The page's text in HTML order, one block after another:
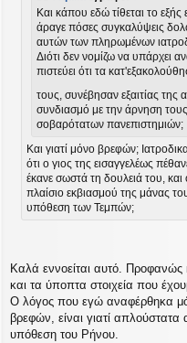
Και κάπου εδώ τίθεται το
άραγε πόσες συγκαλύψεις
αυτών των πληρωμένων
Διότι δεν νομίζω να υπάρχει
πιστεύει ότι τα
τους, συνέβησαν εξαιτίας της
συνδιασμό με την άρνηση
σοβαρότατων πανεπιστημιών;
Και γιατί μόνο βρεφών;
ότι ο γιος της εισαγγελέως
έκανε σωστά τη δουλειά του,
πλαίσιο εκβιασμού της μάνας
υπόθεση των Τεμπών;
Καλά εννοείται αυτό. Προφανώς
και τα ύποπτα στοιχεία που
Ο λόγος που εγώ αναφέρθηκα
βρεφών, είναι γιατί απλούστατα
υπόθεση του Ρήνου.